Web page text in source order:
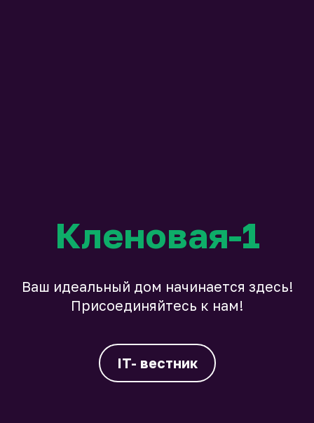
Кленовая-1
Ваш идеальный дом начинается здесь!
Присоединяйтесь к нам!
IT- вестник